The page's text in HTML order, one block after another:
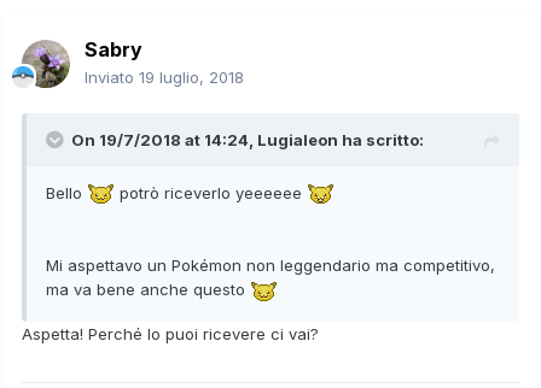
Sabry
Inviato 19 luglio, 2018
On 19/7/2018 at 14:24, Lugialeon ha scritto:
Bello potrò riceverlo yeeeeee
Mi aspettavo un Pokémon non leggendario ma competitivo,
ma va bene anche questo
Aspetta! Perché lo puoi ricevere ci vai?